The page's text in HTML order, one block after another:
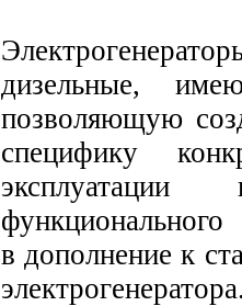
дизельные,
позволяющую
специфику
функционального
в дополнение к